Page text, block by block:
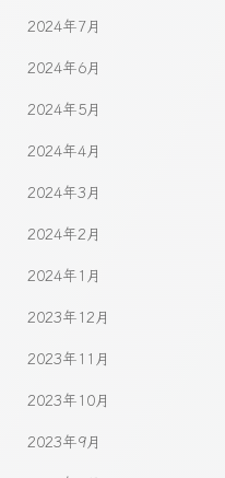
2024年7月
2024年6月
2024年5月
2024年4月
2024年3月
2024年2月
2024年1月
2023年12月
2023年11月
2023年10月
2023年9月